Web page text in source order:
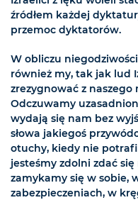
źródłem każdej
przemoc dyktatorów.
W obliczu
również my, tak jak lud
zrezygnować z naszego
Odczuwamy
wydają się nam bez
słowa jakiegoś
otuchy, kiedy nie
jesteśmy zdolni zdać
zamykamy się w sobie,
zabezpieczeniach, w